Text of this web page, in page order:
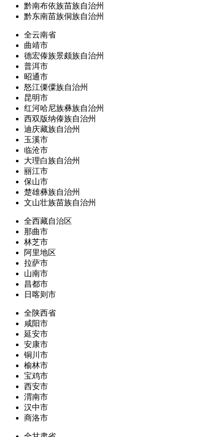
黔南布依族苗族自治州
黔东南苗族侗族自治州
全云南省
曲靖市
德宏傣族景颇族自治州
普洱市
昭通市
怒江傈僳族自治州
昆明市
红河哈尼族彝族自治州
西双版纳傣族自治州
迪庆藏族自治州
玉溪市
临沧市
大理白族自治州
丽江市
保山市
楚雄彝族自治州
文山壮族苗族自治州
全西藏自治区
那曲市
林芝市
阿里地区
拉萨市
山南市
昌都市
日喀则市
全陕西省
咸阳市
延安市
安康市
铜川市
榆林市
宝鸡市
西安市
渭南市
汉中市
商洛市